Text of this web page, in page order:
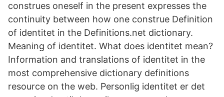
construes oneself in the present expresses the
continuity between how one construe Definition
of identitet in the Definitions.net dictionary.
Meaning of identitet. What does identitet mean?
Information and translations of identitet in the
most comprehensive dictionary definitions
resource on the web. Personlig identitet er det